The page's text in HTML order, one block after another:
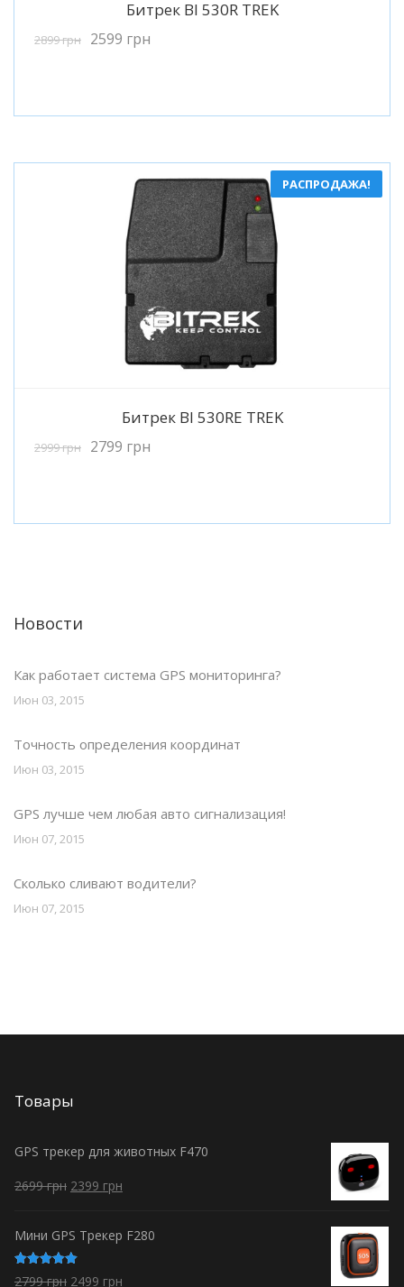
Битрек BI 530R TREK
2899грн 2599 грн
РАСПРОДАЖА!
Подробнее
Битрек BI 530RE TREK
2999грн 2799 грн
Новости
Как работает система GPS мониторинга?
Июн 03, 2015
Точность определения координат
Июн 03, 2015
GPS лучше чем любая авто сигнализация!
Июн 07, 2015
Сколько сливают водители?
Июн 07, 2015
Товары
GPS трекер для животных F470
2699грн 2399 грн
Мини GPS Трекер F280
Оценка
2799грн 2499 грн